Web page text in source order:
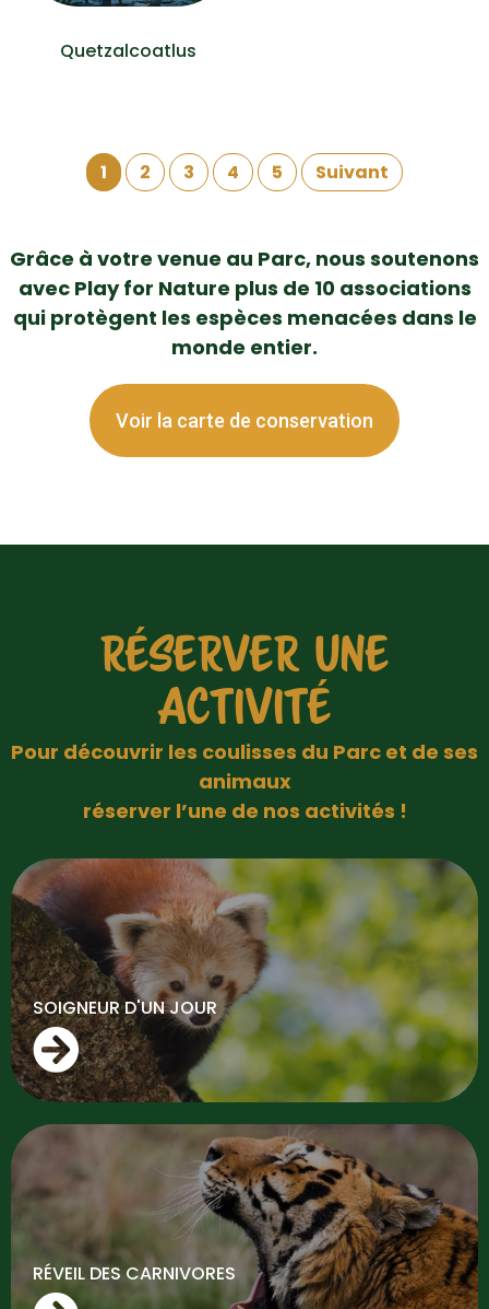
Quetzalcoatlus
1 2 3 4 5 Suivant
Grâce à votre venue au Parc, nous soutenons
avec Play for Nature plus de 10 associations
qui protègent les espèces menacées dans le
monde entier.
Voir la carte de conservation
RÉSERVER UNE
ACTIVITÉ
Pour découvrir les coulisses du Parc et de ses
animaux
réserver l’une de nos activités !
SOIGNEUR D'UN JOUR
RÉVEIL DES CARNIVORES